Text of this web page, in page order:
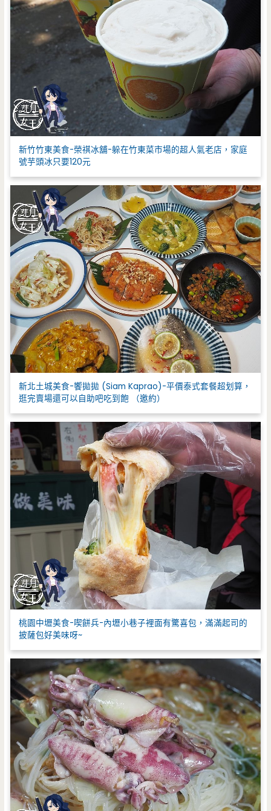
新竹竹東美食-榮祺冰舖-躲在竹東菜市場的超人氣老店，家庭
號芋頭冰只要120元
新北土城美食-饗拋拋 (Siam Kaprao)-平價泰式套餐超划算，
逛完賣場還可以自助吧吃到飽 （邀約）
桃園中壢美食-喫餅兵-內壢小巷子裡面有驚喜包，滿滿起司的
披薩包好美味呀~